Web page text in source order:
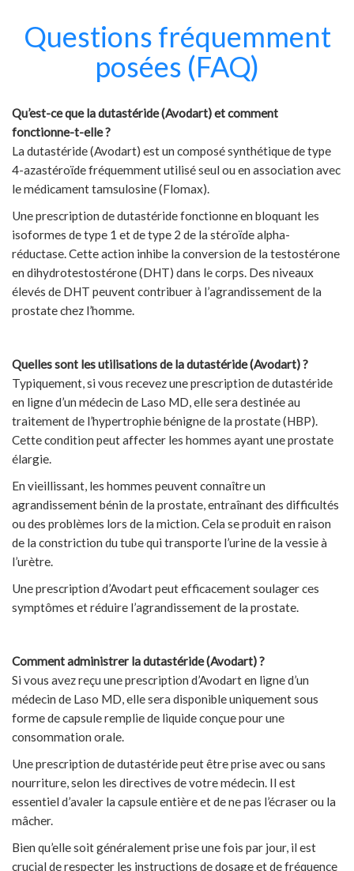
Questions fréquemment
posées (FAQ)
Qu’est-ce que la dutastéride (Avodart) et comment
fonctionne-t-elle ?
La dutastéride (Avodart) est un composé synthétique de type
4-azastéroïde fréquemment utilisé seul ou en association avec
le médicament tamsulosine (Flomax).
Une prescription de dutastéride fonctionne en bloquant les
isoformes de type 1 et de type 2 de la stéroïde alpha-
réductase. Cette action inhibe la conversion de la testostérone
en dihydrotestostérone (DHT) dans le corps. Des niveaux
élevés de DHT peuvent contribuer à l’agrandissement de la
prostate chez l’homme.
Quelles sont les utilisations de la dutastéride (Avodart) ?
Typiquement, si vous recevez une prescription de dutastéride
en ligne d’un médecin de Laso MD, elle sera destinée au
traitement de l’hypertrophie bénigne de la prostate (HBP).
Cette condition peut affecter les hommes ayant une prostate
élargie.
En vieillissant, les hommes peuvent connaître un
agrandissement bénin de la prostate, entraînant des difficultés
ou des problèmes lors de la miction. Cela se produit en raison
de la constriction du tube qui transporte l’urine de la vessie à
l’urètre.
Une prescription d’Avodart peut efficacement soulager ces
symptômes et réduire l’agrandissement de la prostate.
Comment administrer la dutastéride (Avodart) ?
Si vous avez reçu une prescription d’Avodart en ligne d’un
médecin de Laso MD, elle sera disponible uniquement sous
forme de capsule remplie de liquide conçue pour une
consommation orale.
Une prescription de dutastéride peut être prise avec ou sans
nourriture, selon les directives de votre médecin. Il est
essentiel d’avaler la capsule entière et de ne pas l’écraser ou la
mâcher.
Bien qu’elle soit généralement prise une fois par jour, il est
crucial de respecter les instructions de dosage et de fréquence